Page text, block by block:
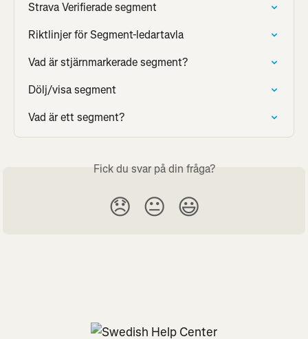
Strava Verifierade segment
Riktlinjer för Segment-ledartavla
Vad är stjärnmarkerade segment?
Dölj/visa segment
Vad är ett segment?
Fick du svar på din fråga?
😞 😐 😃